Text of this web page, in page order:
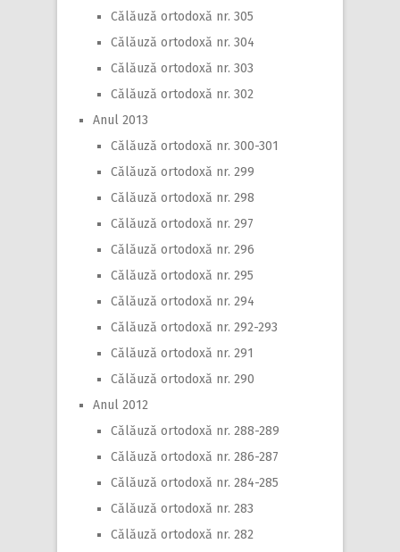
Călăuză ortodoxă nr. 305
Călăuză ortodoxă nr. 304
Călăuză ortodoxă nr. 303
Călăuză ortodoxă nr. 302
Anul 2013
Călăuză ortodoxă nr. 300-301
Călăuză ortodoxă nr. 299
Călăuză ortodoxă nr. 298
Călăuză ortodoxă nr. 297
Călăuză ortodoxă nr. 296
Călăuză ortodoxă nr. 295
Călăuză ortodoxă nr. 294
Călăuză ortodoxă nr. 292-293
Călăuză ortodoxă nr. 291
Călăuză ortodoxă nr. 290
Anul 2012
Călăuză ortodoxă nr. 288-289
Călăuză ortodoxă nr. 286-287
Călăuză ortodoxă nr. 284-285
Călăuză ortodoxă nr. 283
Călăuză ortodoxă nr. 282